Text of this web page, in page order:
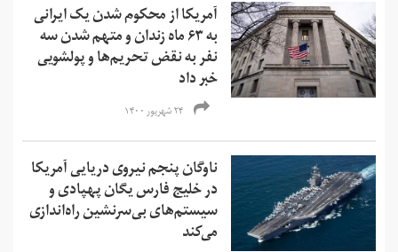
آمریکا از محکوم شدن یک ایرانی
به ۶۳ ماه زندان و متهم شدن سه
نفر به نقض تحریم‌ها و‌ پولشویی
خبر داد
۲۴ شهریور ۱۴۰۰
ناوگان پنجم نیروی دریایی آمریکا
در خلیج فارس یگان پهپادی و
سیستم‌های بی‌سرنشین راه‌اندازی
می‌کند